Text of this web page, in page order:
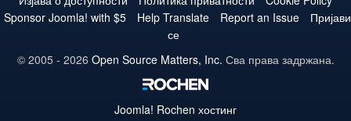
Sponsor Joomla! with $5
Help Translate Report an Issue
Пријави
се
© 2005 - 2026 Open Source Matters, Inc. Сва права задржана.
Joomla! Rochen хостинг